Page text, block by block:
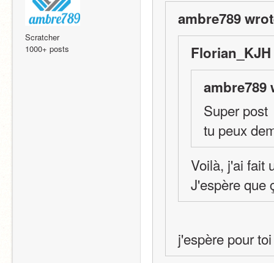
Scratcher
1000+ posts
ambre789
ambre789
Super post
Voilà, j'ai fait
J'espère que
j'espère pour